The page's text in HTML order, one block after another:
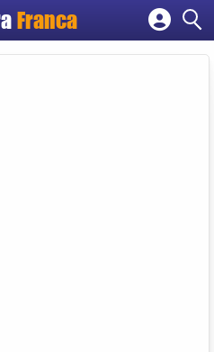
Franca
empresa